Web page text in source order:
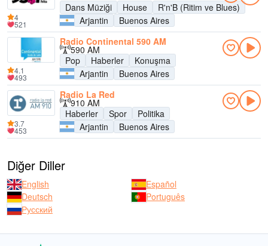
Dans Müziği
House
R'n'B (Ritim ve Blues)
Arjantin
Buenos Aires
4
521
Radio Continental 590 AM
590 AM
Pop
Haberler
Konuşma
Arjantin
Buenos Aires
4.1
493
Radio La Red
910 AM
Haberler
Spor
Politika
Arjantin
Buenos Aires
3.7
453
Diğer Diller
English
Español
Deutsch
Português
Русский